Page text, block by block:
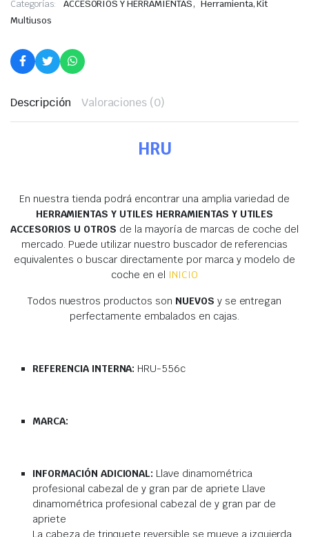
Categorías: ACCESORIOS Y HERRAMIENTAS, Herramienta, Kit
Multiusos
Descripción Valoraciones (0)
HRU
En nuestra tienda podrá encontrar una amplia variedad de
HERRAMIENTAS Y UTILES HERRAMIENTAS Y UTILES
ACCESORIOS U OTROS de la mayoría de marcas de coche del
mercado. Puede utilizar nuestro buscador de referencias
equivalentes o buscar directamente por marca y modelo de
coche en el INICIO
Todos nuestros productos son NUEVOS y se entregan
perfectamente embalados en cajas.
REFERENCIA INTERNA: HRU-556c
MARCA:
INFORMACIÓN ADICIONAL: Llave dinamométrica
profesional cabezal de y gran par de apriete Llave
dinamométrica profesional cabezal de y gran par de
apriete
La cabeza de trinquete reversible se mueve a izquierda